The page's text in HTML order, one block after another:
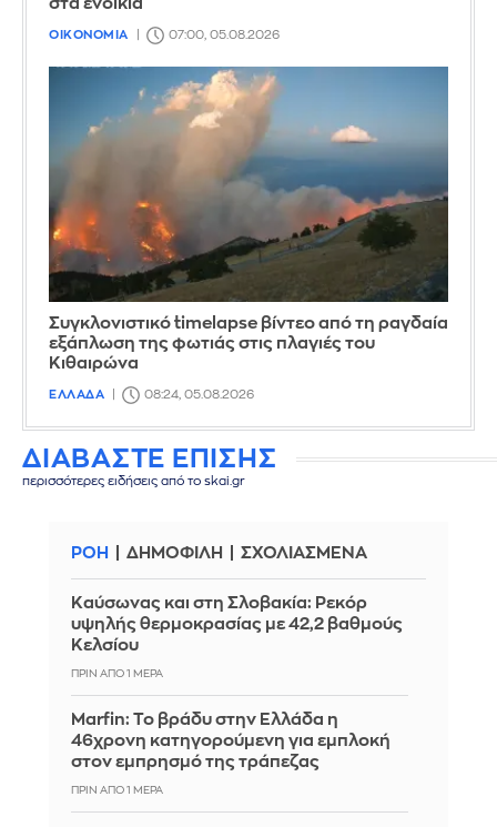
στα ενοίκια
ΟΙΚΟΝΟΜΙΑ 07:00, 05.08.2026
Συγκλονιστικό timelapse βίντεο από τη ραγδαία
εξάπλωση της φωτιάς στις πλαγιές του
Κιθαιρώνα
ΕΛΛΑΔΑ 08:24, 05.08.2026
ΔΙΑΒΑΣΤΕ ΕΠΙΣΗΣ
περισσότερες ειδήσεις από το skai.gr
ΡΟΗ ΔΗΜΟΦΙΛΗ ΣΧΟΛΙΑΣΜΕΝΑ
Καύσωνας και στη Σλοβακία: Ρεκόρ
υψηλής θερμοκρασίας με 42,2 βαθμούς
Κελσίου
ΠΡΙΝ ΑΠΌ 1 ΜΈΡΑ
Marfin: Το βράδυ στην Ελλάδα η
46χρονη κατηγορούμενη για εμπλοκή
στον εμπρησμό της τράπεζας
ΠΡΙΝ ΑΠΌ 1 ΜΈΡΑ